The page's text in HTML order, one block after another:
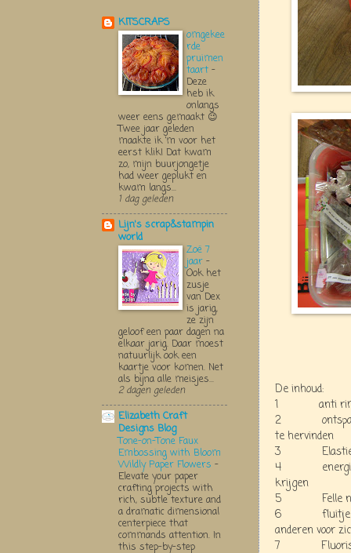
De inhoud:
1 anti
2
te hervinden
3 Elastiekje
4
krijgen
5 Felle
6 fluitje - te
anderen voor
7
KITSCRAPS
omgekee
rde
pruimen
taart -
Deze
heb ik
onlangs
weer eens gemaakt 😉
Twee jaar geleden
maakte ik ‘m voor het
eerst klik! Dat kwam
zo, mijn buurjongetje
had weer geplukt en
kwam langs...
1 dag geleden
Lijn's scrap&stampin
world
Zoë 7
jaar -
Ook het
zusje
van Dex
is jarig,
ze zijn
geloof een paar dagen na
elkaar jarig. Daar moest
natuurlijk ook een
kaartje voor komen. Net
als bijna alle meisjes...
2 dagen geleden
Elizabeth Craft
Designs Blog
Tone-on-Tone Faux
Embossing with Bloom
Wildly Paper Flowers -
Elevate your paper
crafting projects with
rich, subtle texture and
a dramatic dimensional
centerpiece that
commands attention. In
this step-by-step